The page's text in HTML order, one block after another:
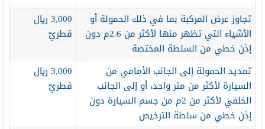
تجاوز عرض المركبة بما في ذلك الحمولة أو
الأشياء التي تظهر منها لأكثر من 2.6م دون
إذن خطي من السلطة المختصة
3,000 ريال
قطريّ
تمديد الحمولة إلى الجانب الأمامي من
السيارة لأكثر من متر واحد، أو إلى الجانب
الخلفي لأكثر من 2م من جسم السيارة دون
إذن خطي من سلطة الترخيص
3,000 ريال
قطريّ